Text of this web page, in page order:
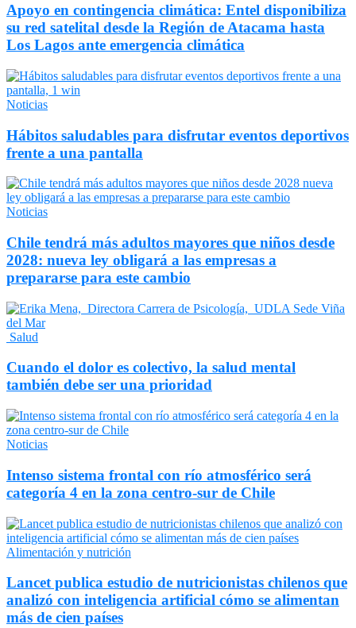
Apoyo en contingencia climática: Entel disponibiliza
su red satelital desde la Región de Atacama hasta
Los Lagos ante emergencia climática
Noticias
Hábitos saludables para disfrutar eventos deportivos
frente a una pantalla
Noticias
Chile tendrá más adultos mayores que niños desde
2028: nueva ley obligará a las empresas a
prepararse para este cambio
Salud
Cuando el dolor es colectivo, la salud mental
también debe ser una prioridad
Noticias
Intenso sistema frontal con río atmosférico será
categoría 4 en la zona centro-sur de Chile
Alimentación y nutrición
Lancet publica estudio de nutricionistas chilenos que
analizó con inteligencia artificial cómo se alimentan
más de cien países